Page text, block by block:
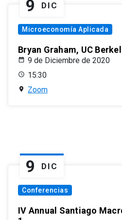
9 DIC
Microeconomía Aplicada
Bryan Graham, UC
9 de Diciembre de 2020
15:30
Zoom
9 DIC
Conferencias
IV Annual Santiago